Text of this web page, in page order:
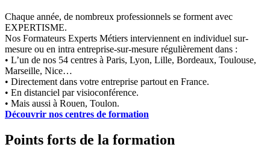
Chaque année, de nombreux professionnels se forment avec
EXPERTISME.
Nos Formateurs Experts Métiers interviennent en individuel sur-
mesure ou en intra entreprise-sur-mesure régulièrement dans :
• L’un de nos 54 centres à Paris, Lyon, Lille, Bordeaux, Toulouse,
Marseille, Nice…
• Directement dans votre entreprise partout en France.
• En distanciel par visioconférence.
• Mais aussi à Rouen, Toulon.
Découvrir nos centres de formation
Points forts de la formation